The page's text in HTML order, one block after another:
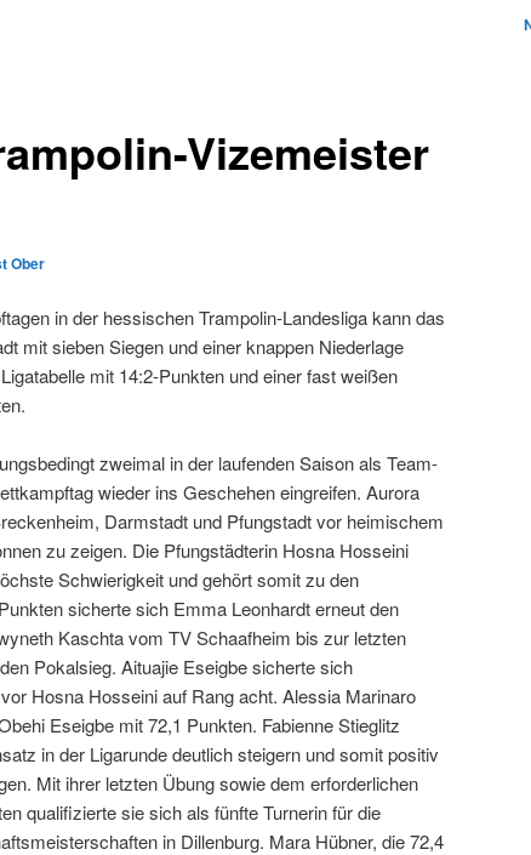
Vizemeister
Ober
in der hessischen Trampolin-Landesliga kann das
mit sieben Siegen und einer knappen Niederlage
mit 14:2-Punkten und einer fast weißen
zweimal in der laufenden Saison als Team-
wieder ins Geschehen eingreifen. Aurora
Darmstadt und Pfungstadt vor heimischem
zu zeigen. Die Pfungstädterin Hosna Hosseini
Schwierigkeit und gehört somit zu den
sicherte sich Emma Leonhardt erneut den
Kaschta vom TV Schaafheim bis zur letzten
Pokalsieg. Aituajie Eseigbe sicherte sich
Hosna Hosseini auf Rang acht. Alessia Marinaro
Eseigbe mit 72,1 Punkten. Fabienne Stieglitz
in der Ligarunde deutlich steigern und somit positiv
Mit ihrer letzten Übung sowie dem erforderlichen
qualifizierte sie sich als fünfte Turnerin für die
in Dillenburg. Mara Hübner, die 72,4